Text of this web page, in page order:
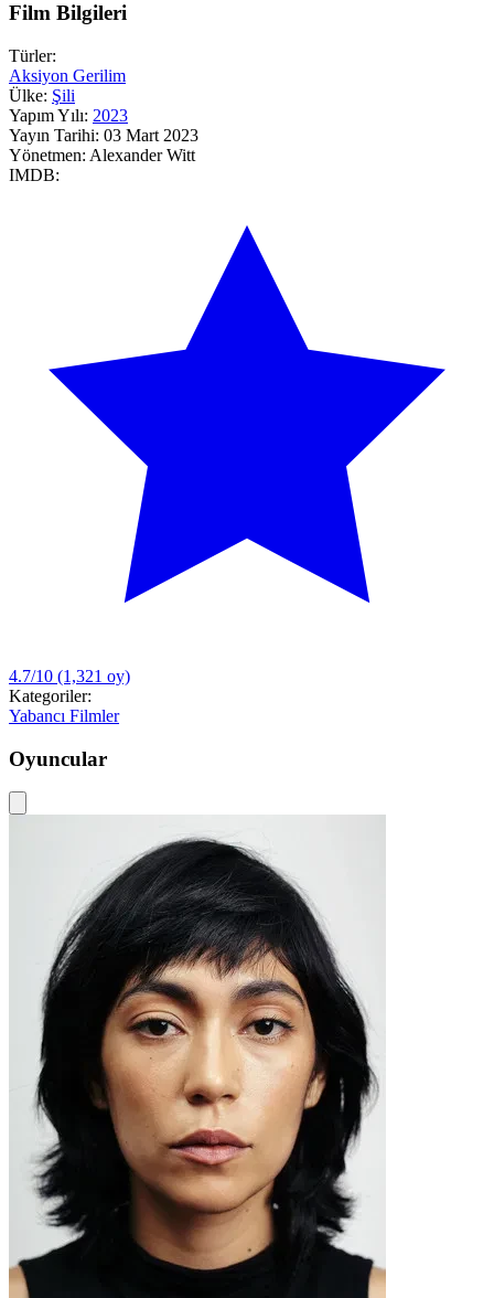
Film Bilgileri
Türler:
Aksiyon Gerilim
Ülke: Şili
Yapım Yılı: 2023
Yayın Tarihi: 03 Mart 2023
Yönetmen: Alexander Witt
IMDB:
4.7/10 (1,321 oy)
Kategoriler:
Yabancı Filmler
Oyuncular